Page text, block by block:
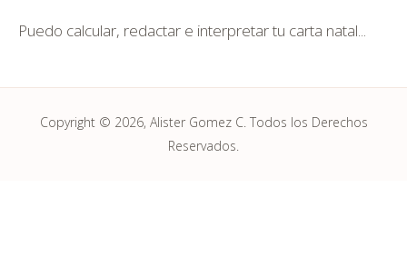
Puedo calcular, redactar e interpretar tu carta natal...
Copyright © 2026, Alister Gomez C. Todos los Derechos
Reservados.